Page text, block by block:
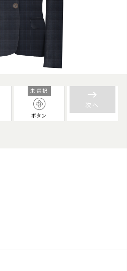
ボタン
未選択 keyboard_backspace
次へ